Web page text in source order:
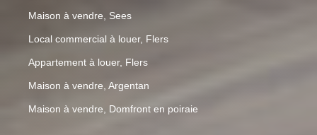
Maison à vendre, Sees
Local commercial à louer, Flers
Appartement à louer, Flers
Maison à vendre, Argentan
Maison à vendre, Domfront en poiraie